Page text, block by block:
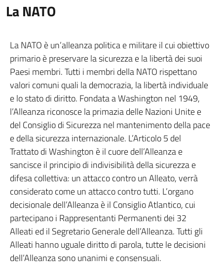
La NATO
La NATO è un’alleanza politica e militare il cui obiettivo
primario è preservare la sicurezza e la libertà dei suoi
Paesi membri. Tutti i membri della NATO rispettano
valori comuni quali la democrazia, la libertà individuale
e lo stato di diritto. Fondata a Washington nel 1949,
l’Alleanza riconosce la primazia delle Nazioni Unite e
del Consiglio di Sicurezza nel mantenimento della pace
e della sicurezza internazionale. L’Articolo 5 del
Trattato di Washington è il cuore dell’Alleanza e
sancisce il principio di indivisibilità della sicurezza e
difesa collettiva: un attacco contro un Alleato, verrà
considerato come un attacco contro tutti. L’organo
decisionale dell’Alleanza è il Consiglio Atlantico, cui
partecipano i Rappresentanti Permanenti dei 32
Alleati ed il Segretario Generale dell’Alleanza. Tutti gli
Alleati hanno uguale diritto di parola, tutte le decisioni
dell’Alleanza sono unanimi e consensuali.